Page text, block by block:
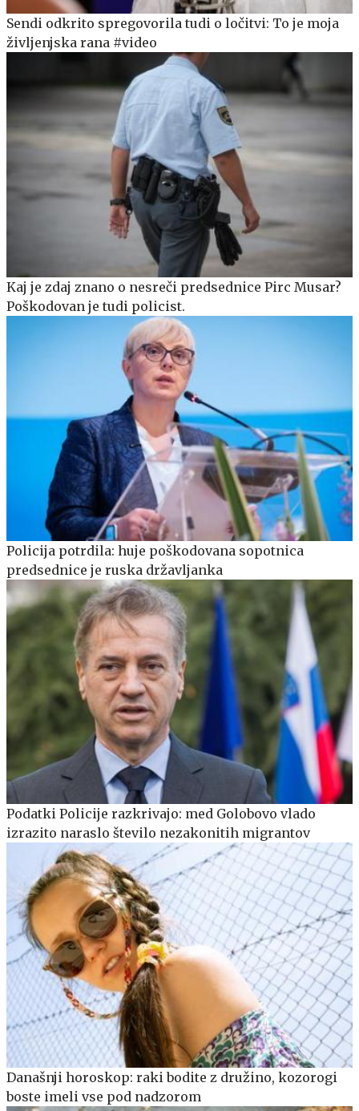
Sendi odkrito spregovorila tudi o ločitvi: To je moja
življenjska rana #video
Kaj je zdaj znano o nesreči predsednice Pirc Musar?
Poškodovan je tudi policist.
Policija potrdila: huje poškodovana sopotnica
predsednice je ruska državljanka
Podatki Policije razkrivajo: med Golobovo vlado
izrazito naraslo število nezakonitih migrantov
Današnji horoskop: raki bodite z družino, kozorogi
boste imeli vse pod nadzorom